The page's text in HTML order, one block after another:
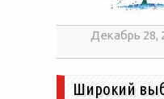
Декабрь 28,
Широкий